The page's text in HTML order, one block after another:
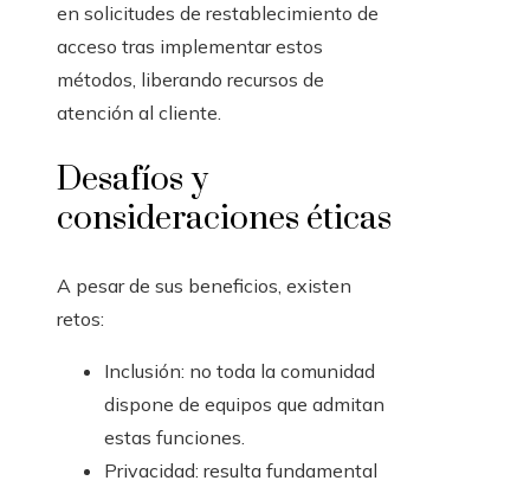
en solicitudes de restablecimiento de
acceso tras implementar estos
métodos, liberando recursos de
atención al cliente.
Desafíos y
consideraciones éticas
A pesar de sus beneficios, existen
retos:
Inclusión: no toda la comunidad
dispone de equipos que admitan
estas funciones.
Privacidad: resulta fundamental